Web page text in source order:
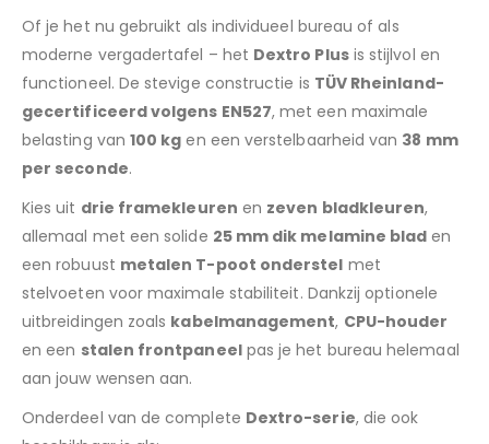
Of je het nu gebruikt als individueel bureau of als
moderne vergadertafel – het Dextro Plusis stijlvol en
functioneel. De stevige constructie is TÜV Rheinland-
gecertificeerd volgens EN527, met een maximale
belasting van 100 kg en een verstelbaarheid van 38 mm
per seconde.
Kies uit drie framekleuren en zeven bladkleuren,
allemaal met een solide 25 mm dik melamine blad en
een robuust metalen T-poot onderstel met
stelvoeten voor maximale stabiliteit. Dankzij optionele
uitbreidingen zoals kabelmanagement, CPU-houder
en een stalen frontpaneelpas je het bureau helemaal
aan jouw wensen aan.
Onderdeel van de complete Dextro-serie, die ook